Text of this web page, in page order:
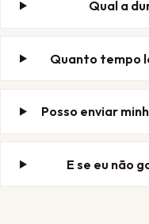
Qual a
Quanto tempo
Posso enviar
E se eu não